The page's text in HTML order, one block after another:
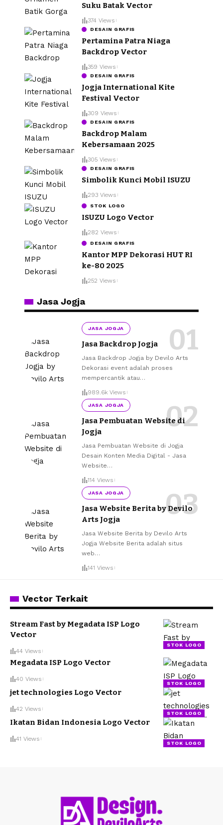
Suku Batak Vector
374 Views
DESAIN GRAFIS
Pertamina Patra Niaga
Backdrop Vector
359 Views
DESAIN GRAFIS
Jogja International Kite
Festival Vector
309 Views
DESAIN GRAFIS
Backdrop Malam
Kebersamaan 2025
305 Views
DESAIN GRAFIS
Simbolik Kunci Mobil ISUZU
293 Views
STOK LOGO
ISUZU Logo Vector
282 Views
DESAIN GRAFIS
Kantor MPP Dekorasi HUT RI
ke-80 2025
252 Views
Jasa Jogja
JASA JOGJA
Jasa Backdrop Jogja
Jasa Backdrop Jogja by Devilo Arts
Dekorasi event adalah proses
mempercantik atau…
989.6k Views
JASA JOGJA
Jasa Pembuatan Website di
Jogja
Jasa Pembuatan Website di Jogja
Desain Konten Media Digital - Jasa
Website…
114 Views
JASA JOGJA
Jasa Website Berita by Devilo
Arts Jogja
Jasa Website Berita by Devilo Arts
Jogja Website Berita adalah situs
web…
141 Views
Vector Terkait
STOK LOGO
Stream Fast by Megadata ISP Logo
Vector
44 Views
STOK LOGO
Megadata ISP Logo Vector
40 Views
STOK LOGO
jet technologies Logo Vector
42 Views
STOK LOGO
Ikatan Bidan Indonesia Logo Vector
41 Views